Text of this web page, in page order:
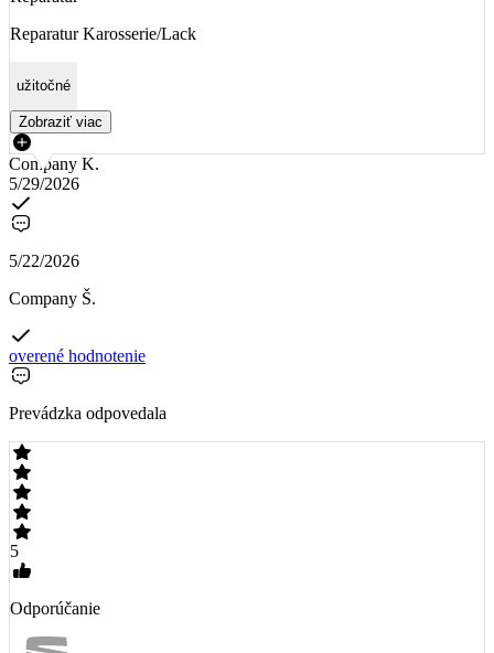
Reparatur Karosserie/Lack
užitočné
Zobraziť viac
Company K.
5/29/2026
5/22/2026
Company Š.
overené hodnotenie
Prevádzka odpovedala
5
Odporúčanie